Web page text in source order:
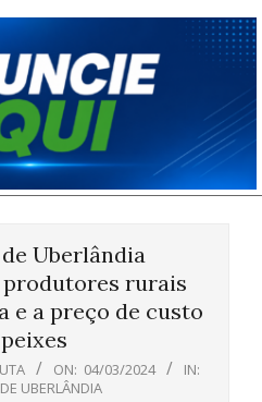
Uberlândia
rurais
e a preço de custo
ON: 04/03/2024
IN:
UBERLÂNDIA